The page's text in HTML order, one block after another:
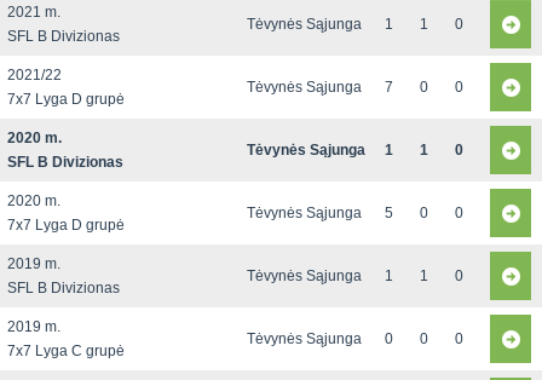
2021 m.
SFL B Divizionas
Tėvynės Sąjunga 1 1 0
2021/22
7x7 Lyga D grupė
Tėvynės Sąjunga 7 0 0
2020 m.
SFL B Divizionas
Tėvynės Sąjunga 1 1 0
2020 m.
7x7 Lyga D grupė
Tėvynės Sąjunga 5 0 0
2019 m.
SFL B Divizionas
Tėvynės Sąjunga 1 1 0
2019 m.
7x7 Lyga C grupė
Tėvynės Sąjunga 0 0 0